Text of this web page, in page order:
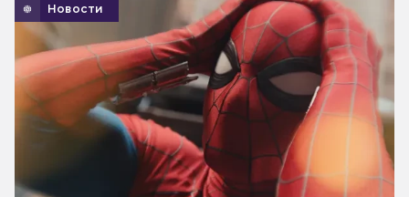
Новости